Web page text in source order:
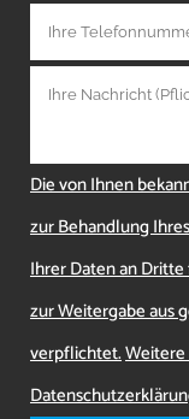
Die von Ihnen
zur Behandlung
Ihrer Daten an
zur Weitergabe aus
verpflichtet.